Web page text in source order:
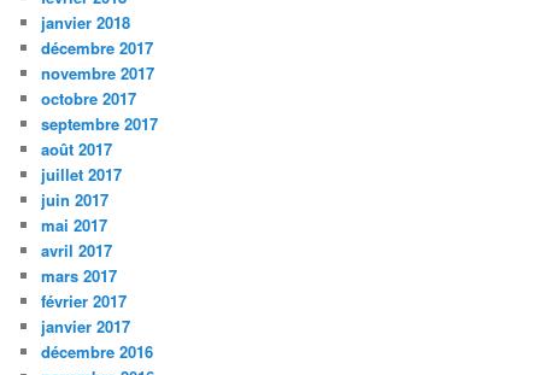
janvier 2018
décembre 2017
novembre 2017
octobre 2017
septembre 2017
août 2017
juillet 2017
juin 2017
mai 2017
avril 2017
mars 2017
février 2017
janvier 2017
décembre 2016